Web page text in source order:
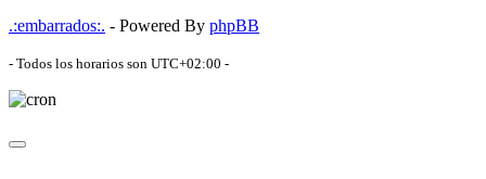
.:embarrados:. - Powered By phpBB
- Todos los horarios son UTC+02:00 -